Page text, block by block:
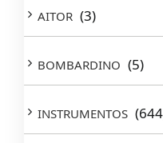
AITOR (3)
BOMBARDINO (5)
INSTRUMENTOS